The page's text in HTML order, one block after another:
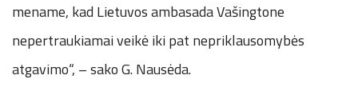
mename, kad Lietuvos ambasada Vašingtone
nepertraukiamai veikė iki pat nepriklausomybės
atgavimo“, – sako G. Nausėda.